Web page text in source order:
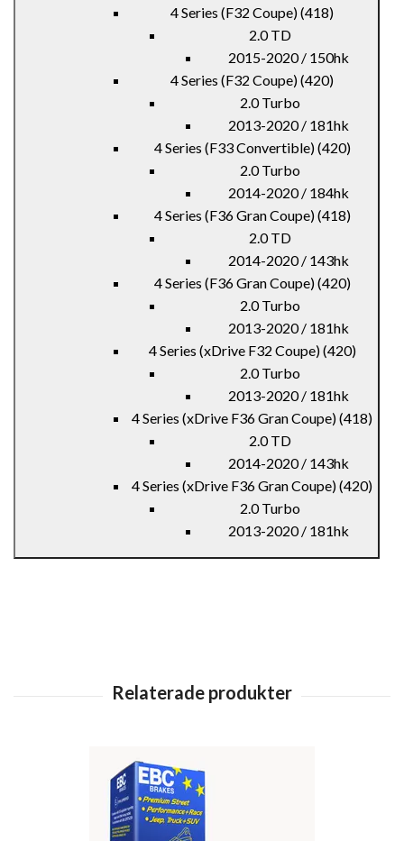
4 Series (F32 Coupe) (418)
2.0 TD
2015-2020 / 150hk
4 Series (F32 Coupe) (420)
2.0 Turbo
2013-2020 / 181hk
4 Series (F33 Convertible) (420)
2.0 Turbo
2014-2020 / 184hk
4 Series (F36 Gran Coupe) (418)
2.0 TD
2014-2020 / 143hk
4 Series (F36 Gran Coupe) (420)
2.0 Turbo
2013-2020 / 181hk
4 Series (xDrive F32 Coupe) (420)
2.0 Turbo
2013-2020 / 181hk
4 Series (xDrive F36 Gran Coupe) (418)
2.0 TD
2014-2020 / 143hk
4 Series (xDrive F36 Gran Coupe) (420)
2.0 Turbo
2013-2020 / 181hk